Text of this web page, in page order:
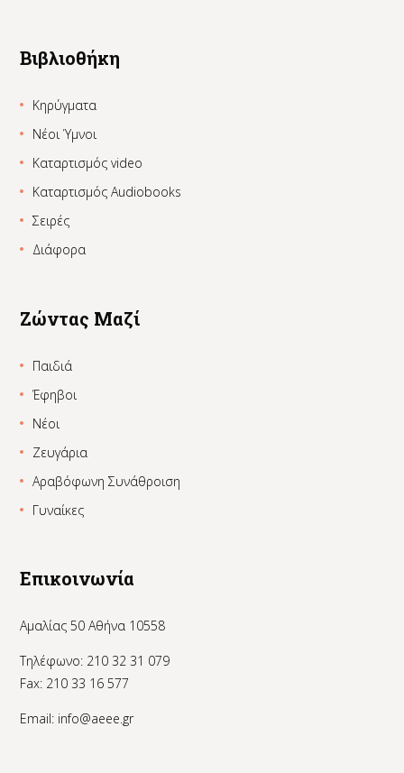
Βιβλιοθήκη
Κηρύγματα
Νέοι Ύμνοι
Καταρτισμός video
Καταρτισμός Audiobooks
Σειρές
Διάφορα
Ζώντας Μαζί
Παιδιά
Έφηβοι
Νέοι
Ζευγάρια
Αραβόφωνη Συνάθροιση
Γυναίκες
Επικοινωνία
Αμαλίας 50 Αθήνα 10558
Τηλέφωνο: 210 32 31 079
Fax: 210 33 16 577
Email: info@aeee.gr